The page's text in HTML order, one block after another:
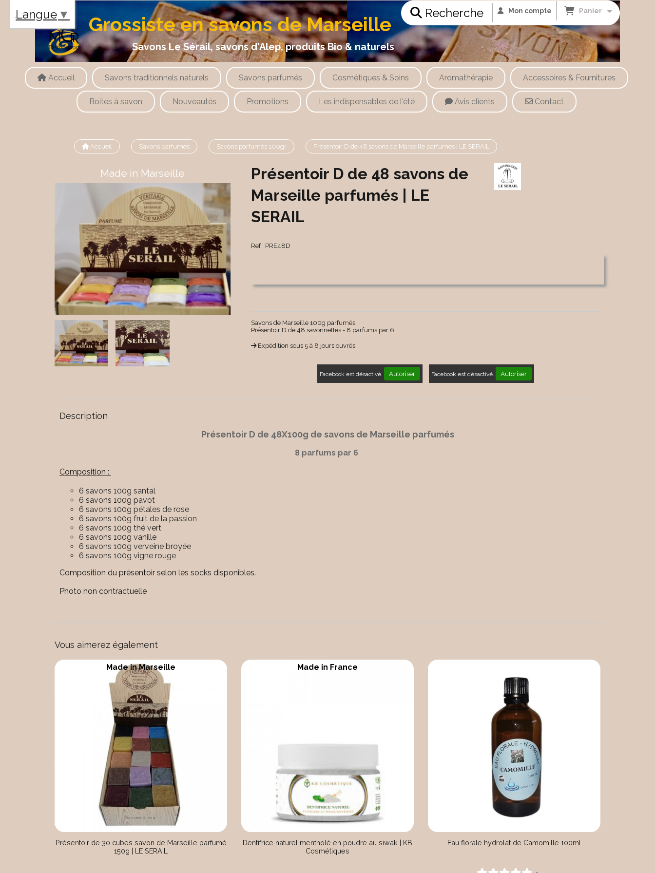
Grossiste en savons de Marseille
Savons Le Sérail, savons d'Alep, produits Bio & naturels
Recherche Mon compte Panier
Accueil Savons traditionnels naturels Savons parfumés Cosmétiques & Soins Aromathérapie Accessoires & Fournitures
Boites à savon Nouveautés Promotions Les indispensables de l'été Avis clients Contact
Accueil Savons parfumés Savons parfumés 100gr Présentoir D de 48 savons de Marseille parfumés | LE SERAIL
Made in Marseille
Présentoir D de 48 savons de
Marseille parfumés | LE
SERAIL
Ref : PRE48D
Savons de Marseille 100g parfumés
Présentoir D de 48 savonnettes - 8 parfums par 6
Expédition sous 5 à 8 jours ouvrés
Facebook est désactivé. Autoriser Facebook est désactivé. Autoriser
Description
Présentoir D de 48X100g de savons de Marseille parfumés
8 parfums par 6
Composition :
6 savons 100g santal
6 savons 100g pavot
6 savons 100g pétales de rose
6 savons 100g fruit de la passion
6 savons 100g thé vert
6 savons 100g vanille
6 savons 100g verveine broyée
6 savons 100g vigne rouge
Composition du présentoir selon les socks disponibles.
Photo non contractuelle
Vous aimerez également
Présentoir de 30 cubes savon de Marseille parfumé
150g | LE SERAIL
Made in Marseille
Dentifrice naturel mentholé en poudre au siwak | KB
Cosmétiques
Made in France
Eau florale hydrolat de Camomille 100ml
Langue ▼
Panneau de gestion des cookies